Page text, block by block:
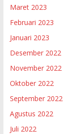
Maret 2023
Februari 2023
Januari 2023
Desember 2022
November 2022
Oktober 2022
September 2022
Agustus 2022
Juli 2022